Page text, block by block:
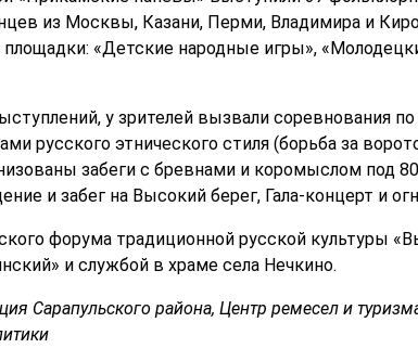
из Москвы, Казани, Перми, Владимира и
«Детские народные игры»,
у зрителей вызвали соревнования
русского этнического стиля (борьба за
забеги с бревнами и коромыслом под
и забег на Высокий берег, Гала-концерт и
форума традиционной русской культуры
и службой в храме села Нечкино.
Сарапульского района, Центр ремесел и